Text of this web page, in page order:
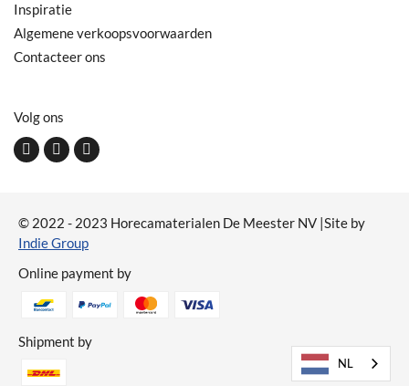
Volg ons
Inspiratie
Algemene verkoopsvoorwaarden
Contacteer ons
© 2022 - 2023 Horecamaterialen De Meester NV |Site by
Indie Group
Online payment by
Shipment by
NL